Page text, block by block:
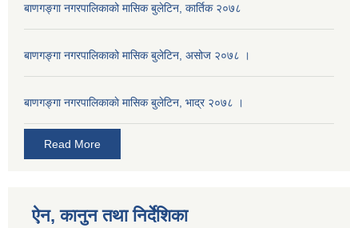
बाणगङ्गा नगरपालिकाको मासिक बुलेटिन, कार्तिक २०७८
बाणगङ्गा नगरपालिकाको मासिक बुलेटिन, असोज २०७८ ।
बाणगङ्गा नगरपालिकाकाे मासिक बुलेटिन, भाद्र २०७८ ।
Read More
ऐन, कानुन तथा निर्देशिका